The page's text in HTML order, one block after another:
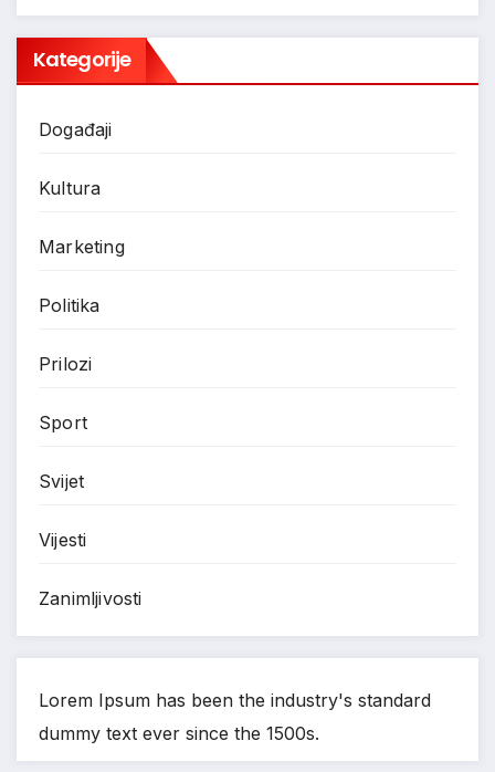
Kategorije
Događaji
Kultura
Marketing
Politika
Prilozi
Sport
Svijet
Vijesti
Zanimljivosti
Lorem Ipsum has been the industry's standard
dummy text ever since the 1500s.